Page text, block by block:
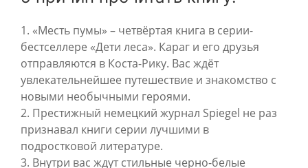
1. «Месть пумы» – четвёртая книга в серии-
бестселлере «Дети леса». Караг и его друзья
отправляются в Коста-Рику. Вас ждёт
увлекательнейшее путешествие и знакомство с
новыми необычными героями.
2. Престижный немецкий журнал Spiegel не раз
признавал книги серии лучшими в
подростковой литературе.
3. Внутри вас ждут стильные черно-белые